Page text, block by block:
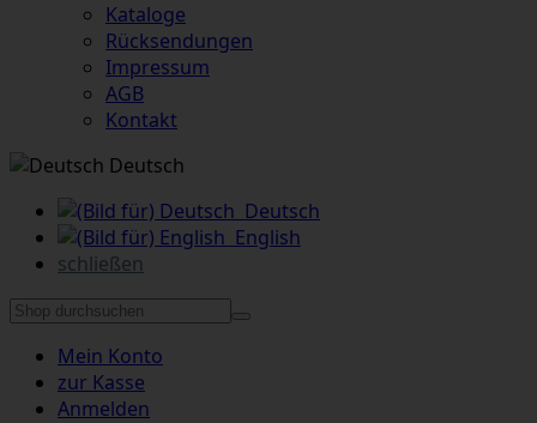
Kataloge
Rücksendungen
Impressum
AGB
Kontakt
Deutsch
Deutsch
English
schließen
Mein Konto
zur Kasse
Anmelden